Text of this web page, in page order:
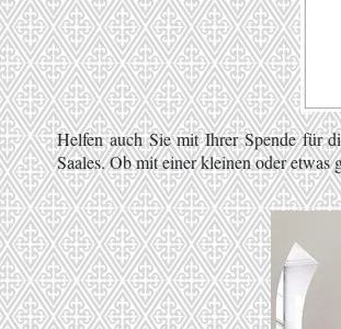
Helfen auch Sie mit Ihrer Spende für
Saales. Ob mit einer kleinen oder